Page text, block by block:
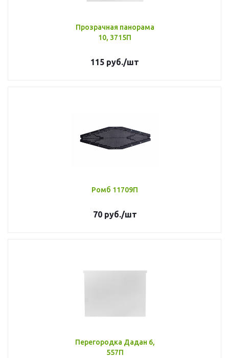
Прозрачная панорама
10, 3715П
115 руб./шт
Ромб 11709П
70руб./шт
Перегородка Дадан 6,
557П